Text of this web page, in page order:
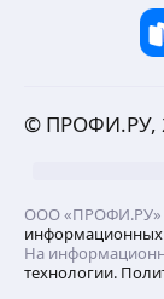
© ПРОФИ.РУ,
ООО «ПРОФИ.РУ»
информационных
На
технологии.